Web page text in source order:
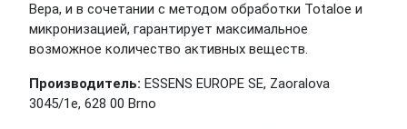
Вера, и в сочетании с методом обработки Totaloe и
микронизацией, гарантирует максимальное
возможное количество активных веществ.
Производитель: ESSENS EUROPE SE, Zaoralova
3045/1e, 628 00 Brno